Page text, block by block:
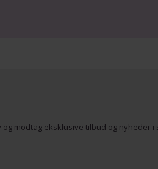
modtag eksklusive tilbud og nyheder i